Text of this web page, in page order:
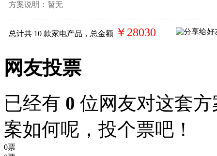
方案说明： 暂无
总计共 10 款家电产品，总金额 ￥28030
网友投票
已经有 0 位网友对这套
案如何呢，投个票吧！
0票